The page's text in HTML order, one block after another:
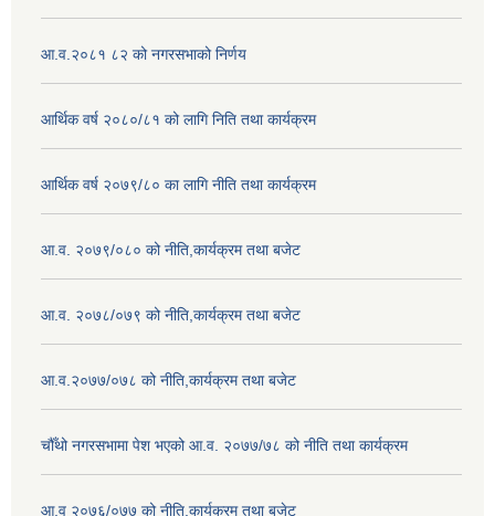
आ.व.२०८१ ८२ को नगरसभाको निर्णय
आर्थिक वर्ष २०८०/८१ को लागि निति तथा कार्यक्रम
आर्थिक वर्ष २०७९/८० का लागि नीति तथा कार्यक्रम
आ.व. २०७९/०८० को नीति,कार्यक्रम तथा बजेट
आ.व. २०७८/०७९ को नीति,कार्यक्रम तथा बजेट
आ.व.२०७७/०७८ को नीति,कार्यक्रम तथा बजेट
चौँथो नगरसभामा पेश भएको आ.व. २०७७/७८ को नीति तथा कार्यक्रम
आ.व २०७६/०७७ को नीति,कार्यक्रम तथा बजेट